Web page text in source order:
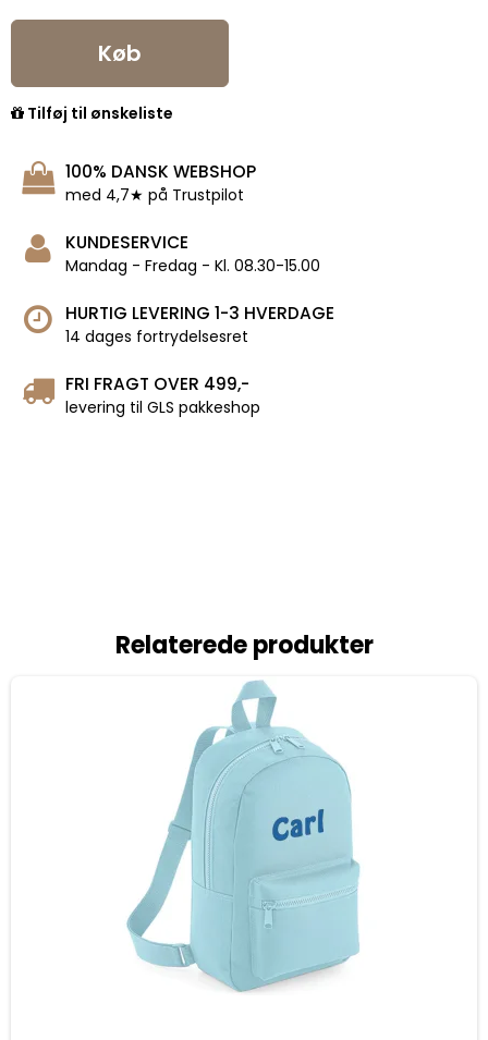
Køb
Tilføj til ønskeliste
FRI FRAGT OVER 499,-
levering til GLS pakkeshop
HURTIG LEVERING 1-3 HVERDAGE
14 dages fortrydelsesret
KUNDESERVICE
Mandag - Fredag - Kl. 08.30-15.00
100% DANSK WEBSHOP
med 4,7★ på Trustpilot
Relaterede produkter